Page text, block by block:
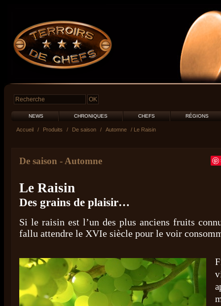
NEWS CHRONIQUES CHEFS RÉGIONS
Accueil / Produits / De saison / Automne / Le Raisin
De saison - Automne
Le Raisin
Des grains de plaisir…
Si le raisin est l’un des plus anciens fruits
fallu attendre le XVIe siècle pour le voir